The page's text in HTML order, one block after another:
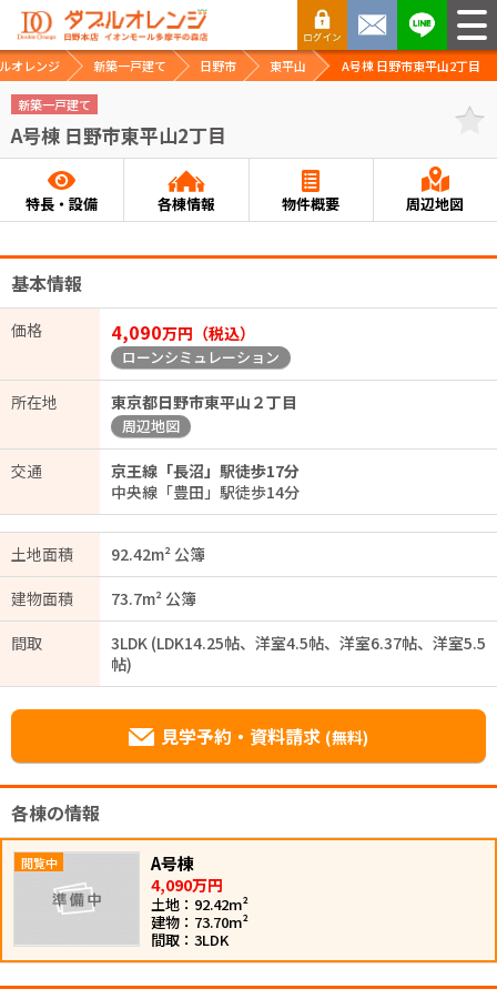
オレンジ 新築一戸建て 日野市 東平山 A号棟 日野市東平山2丁目
新築一戸建て
A号棟 日野市東平山2丁目
特長・設備 各棟情報 物件概要 周辺地図
基本情報
価格 4,090万円（税込）
ローンシミュレーション
所在地 東京都日野市東平山２丁目
周辺地図
交通
京王線「長沼」駅徒歩17分
中央線「豊田」駅徒歩14分
土地面積
92.42m² 公簿
建物面積
73.7m² 公簿
間取
3LDK (LDK14.25帖、洋室4.5帖、洋室6.37帖、洋室5.5
帖)
見学予約・資料請求 (無料)
各棟の情報
A号棟
4,090万円
土地：92.42m²
建物：73.70m²
間取：3LDK